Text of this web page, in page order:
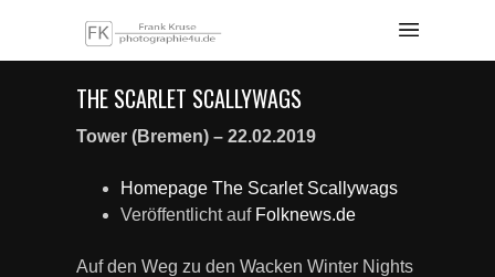
THE SCARLET SCALLYWAGS
Tower (Bremen) – 22.02.2019
Homepage The Scarlet Scallywags
Veröffentlicht auf Folknews.de
Auf den Weg zu den Wacken Winter Nights